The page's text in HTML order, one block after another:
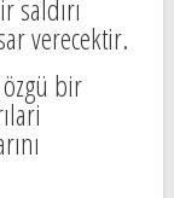
saldırı
verecektir.
özgü bir